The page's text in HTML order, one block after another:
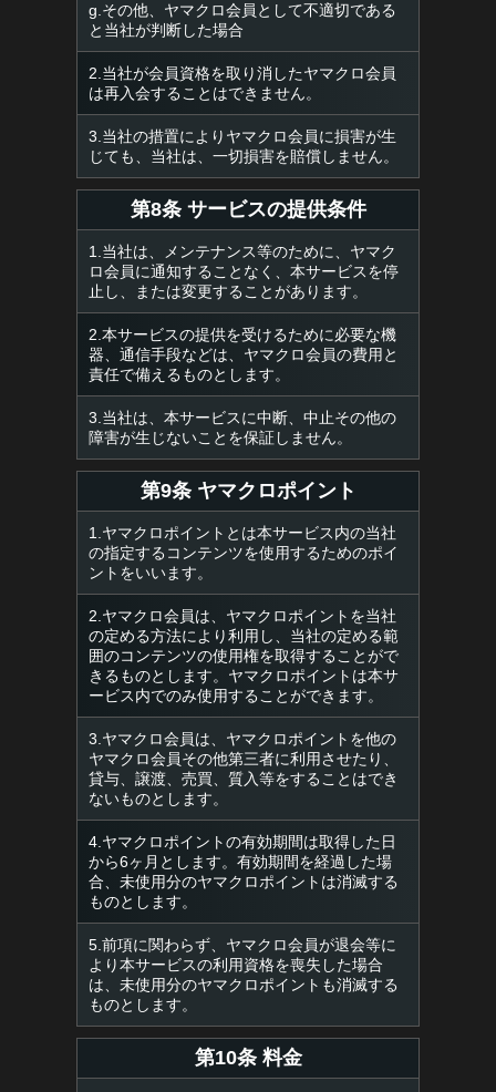
g.その他、ヤマクロ会員として不適切である
と当社が判断した場合
2.当社が会員資格を取り消したヤマクロ会員
は再入会することはできません。
3.当社の措置によりヤマクロ会員に損害が生
じても、当社は、一切損害を賠償しません。
第8条 サービスの提供条件
1.当社は、メンテナンス等のために、ヤマク
ロ会員に通知することなく、本サービスを停
止し、または変更することがあります。
2.本サービスの提供を受けるために必要な機
器、通信手段などは、ヤマクロ会員の費用と
責任で備えるものとします。
3.当社は、本サービスに中断、中止その他の
障害が生じないことを保証しません。
第9条 ヤマクロポイント
1.ヤマクロポイントとは本サービス内の当社
の指定するコンテンツを使用するためのポイ
ントをいいます。
2.ヤマクロ会員は、ヤマクロポイントを当社
の定める方法により利用し、当社の定める範
囲のコンテンツの使用権を取得することがで
きるものとします。ヤマクロポイントは本サ
ービス内でのみ使用することができます。
3.ヤマクロ会員は、ヤマクロポイントを他の
ヤマクロ会員その他第三者に利用させたり、
貸与、譲渡、売買、質入等をすることはでき
ないものとします。
4.ヤマクロポイントの有効期間は取得した日
から6ヶ月とします。有効期間を経過した場
合、未使用分のヤマクロポイントは消滅する
ものとします。
5.前項に関わらず、ヤマクロ会員が退会等に
より本サービスの利用資格を喪失した場合
は、未使用分のヤマクロポイントも消滅する
ものとします。
第10条 料金